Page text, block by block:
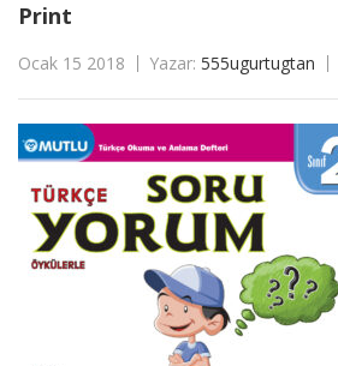
Print
Ocak 15 2018 Yazar: 555ugurtugtan